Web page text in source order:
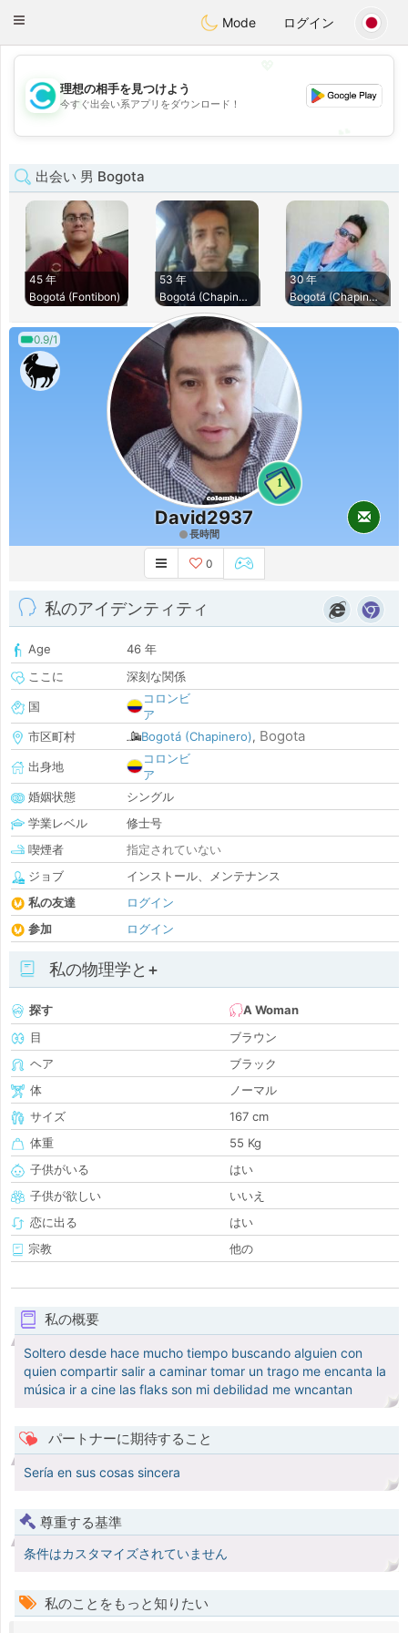
olombiaCitas
Toggle
Mode ログイン
💖
💕
理想の相手を見つけよう
今すぐ出会い系アプリをダウンロード！
出会い 男 Bogota
45 年
Bogotá (Fontibon)
53 年
Bogotá (Chapinero)
30 年
Bogotá (Chapinero)
0.9/1
1
David2937
長時間
0
私のアイデンティティ
Age
46 年
ここに
深刻な関係
国
コロンビ
ア
市区町村
Bogotá (Chapinero), Bogota
出身地
コロンビ
ア
婚姻状態
シングル
学業レベル
修士号
喫煙者
指定されていない
ジョブ
インストール、メンテナンス
私の友達
ログイン
参加
ログイン
私の物理学と+
探す
A Woman
目
ブラウン
ヘア
ブラック
体
ノーマル
サイズ
167 cm
体重
55 Kg
子供がいる
はい
子供が欲しい
いいえ
恋に出る
はい
宗教
他の
私の概要
Soltero desde hace mucho tiempo buscando alguien con
quien compartir salir a caminar tomar un trago me encanta la
música ir a cine las flaks son mi debilidad me wncantan
パートナーに期待すること
Sería en sus cosas sincera
尊重する基準
条件はカスタマイズされていません
私のことをもっと知りたい